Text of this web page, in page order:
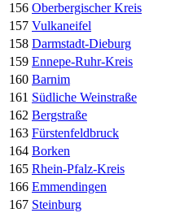
156 Oberbergischer Kreis
157 Vulkaneifel
158 Darmstadt-Dieburg
159 Ennepe-Ruhr-Kreis
160 Barnim
161 Südliche Weinstraße
162 Bergstraße
163 Fürstenfeldbruck
164 Borken
165 Rhein-Pfalz-Kreis
166 Emmendingen
167 Steinburg